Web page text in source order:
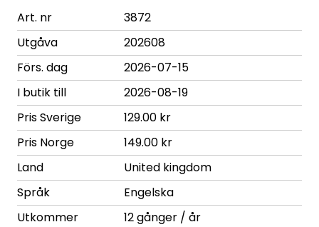
Art. nr
3872
Utgåva
202608
Förs. dag
2026-07-15
I butik till
2026-08-19
Pris Sverige
129.00 kr
Pris Norge
149.00 kr
Land
United kingdom
Språk
Engelska
Utkommer
12 gånger / år